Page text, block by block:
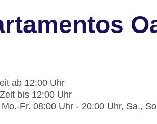
ab 12:00 Uhr
bis 12:00 Uhr
Fr. 08:00 Uhr - 20:00 Uhr, Sa.,